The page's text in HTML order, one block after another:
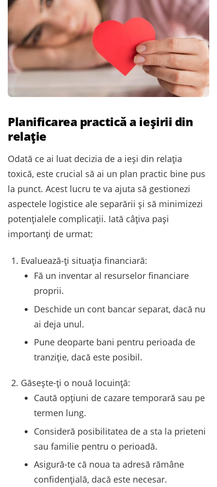
Planificarea practică a ieșirii din
relație
Odată ce ai luat decizia de a ieși din relația
toxică, este crucial să ai un plan practic bine pus
la punct. Acest lucru te va ajuta să gestionezi
aspectele logistice ale separării și să minimizezi
potențialele complicații. Iată câțiva pași
importanți de urmat:
Evaluează-ți situația financiară:
Fă un inventar al resurselor financiare
proprii.
Deschide un cont bancar separat, dacă nu
ai deja unul.
Pune deoparte bani pentru perioada de
tranziție, dacă este posibil.
Găsește-ți o nouă locuință:
Caută opțiuni de cazare temporară sau pe
termen lung.
Consideră posibilitatea de a sta la prieteni
sau familie pentru o perioadă.
Asigură-te că noua ta adresă rămâne
confidențială, dacă este necesar.